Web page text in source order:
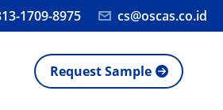
1709-8975 cs@oscas.co.id
Request Sample